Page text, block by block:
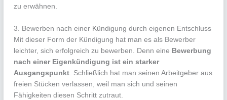
zu erwähnen.
3. Bewerben nach einer Kündigung durch eigenen Entschluss
Mit dieser Form der Kündigung hat man es als Bewerber
leichter, sich erfolgreich zu bewerben. Denn eine Bewerbung
nach einer Eigenkündigung ist ein starker
Ausgangspunkt. Schließlich hat man seinen Arbeitgeber aus
freien Stücken verlassen, weil man sich und seinen
Fähigkeiten diesen Schritt zutraut.